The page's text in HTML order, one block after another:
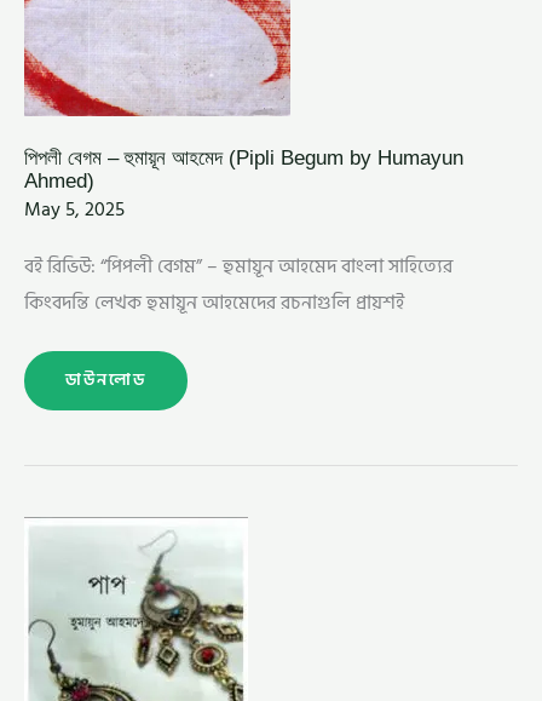
পিপলী বেগম – হুমায়ূন আহমেদ (Pipli Begum by Humayun
Ahmed)
May 5, 2025
বই রিভিউ: “পিপলী বেগম” – হুমায়ূন আহমেদ বাংলা সাহিত্যের
কিংবদন্তি লেখক হুমায়ূন আহমেদের রচনাগুলি প্রায়শই
ডাউনলোড
পাপ
আহমেদ
(PAAP
HUMAYUN
AHMED)